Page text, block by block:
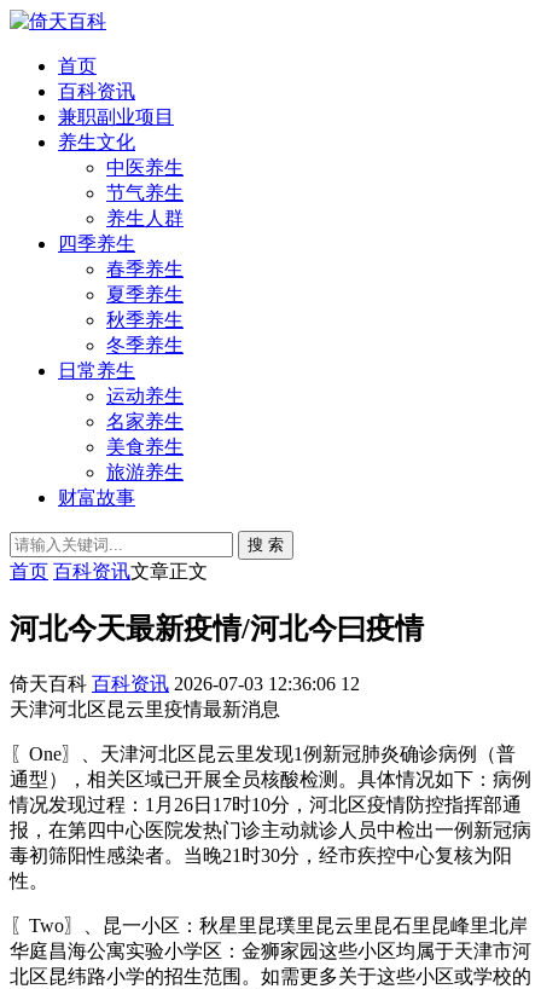
首页
百科资讯
兼职副业项目
养生文化
中医养生
节气养生
养生人群
四季养生
春季养生
夏季养生
秋季养生
冬季养生
日常养生
运动养生
名家养生
美食养生
旅游养生
财富故事
搜 索
首页 百科资讯文章正文
河北今天最新疫情/河北今曰疫情
倚天百科 百科资讯 2026-07-03 12:36:06 12
天津河北区昆云里疫情最新消息
〖One〗、天津河北区昆云里发现1例新冠肺炎确诊病例（普
通型），相关区域已开展全员核酸检测。具体情况如下：病例
情况发现过程：1月26日17时10分，河北区疫情防控指挥部通
报，在第四中心医院发热门诊主动就诊人员中检出一例新冠病
毒初筛阳性感染者。当晚21时30分，经市疾控中心复核为阳
性。
〖Two〗、昆一小区：秋星里昆璞里昆云里昆石里昆峰里北岸
华庭昌海公寓实验小学区：金狮家园这些小区均属于天津市河
北区昆纬路小学的招生范围。如需更多关于这些小区或学校的